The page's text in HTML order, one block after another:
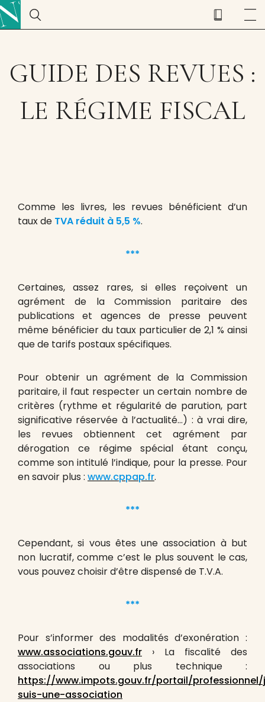
GUIDE DES REVUES :
LE RÉGIME FISCAL
Comme les livres, les revues bénéficient d’un
taux de TVA réduit à 5,5 %.
***
Certaines, assez rares, si elles reçoivent un
agrément de la Commission paritaire des
publications et agences de presse peuvent
même bénéficier du taux particulier de 2,1 % ainsi
que de tarifs postaux spécifiques.
Pour obtenir un agrément de la Commission
paritaire, il faut respecter un certain nombre de
critères (rythme et régularité de parution, part
significative réservée à l’actualité…) : à vrai dire,
les revues obtiennent cet agrément par
dérogation ce régime spécial étant conçu,
comme son intitulé l’indique, pour la presse. Pour
en savoir plus : www.cppap.fr.
***
Cependant, si vous êtes une association à but
non lucratif, comme c’est le plus souvent le cas,
vous pouvez choisir d’être dispensé de T.V.A.
***
Pour s’informer des modalités d’exonération :
www.associations.gouv.fr
› La fiscalité des
associations‎ ou plus technique :
https://www.impots.gouv.fr/portail/
suis-une-association